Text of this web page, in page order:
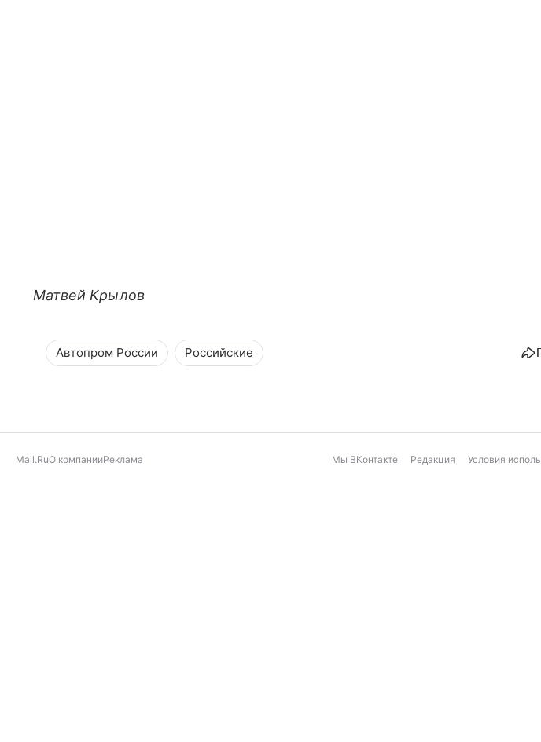
Матвей Крылов
Автопром России Российские
Mail.RuО компанииРеклама Мы ВКонтакте Редакция Условия